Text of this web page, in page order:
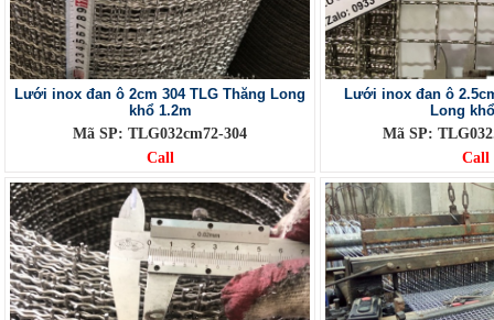
Lưới inox đan ô 2cm 304 TLG Thăng Long
khổ 1.2m
Mã SP: TLG032cm72-304
Call
Lưới inox đan ô
Long
Mã SP:
Call